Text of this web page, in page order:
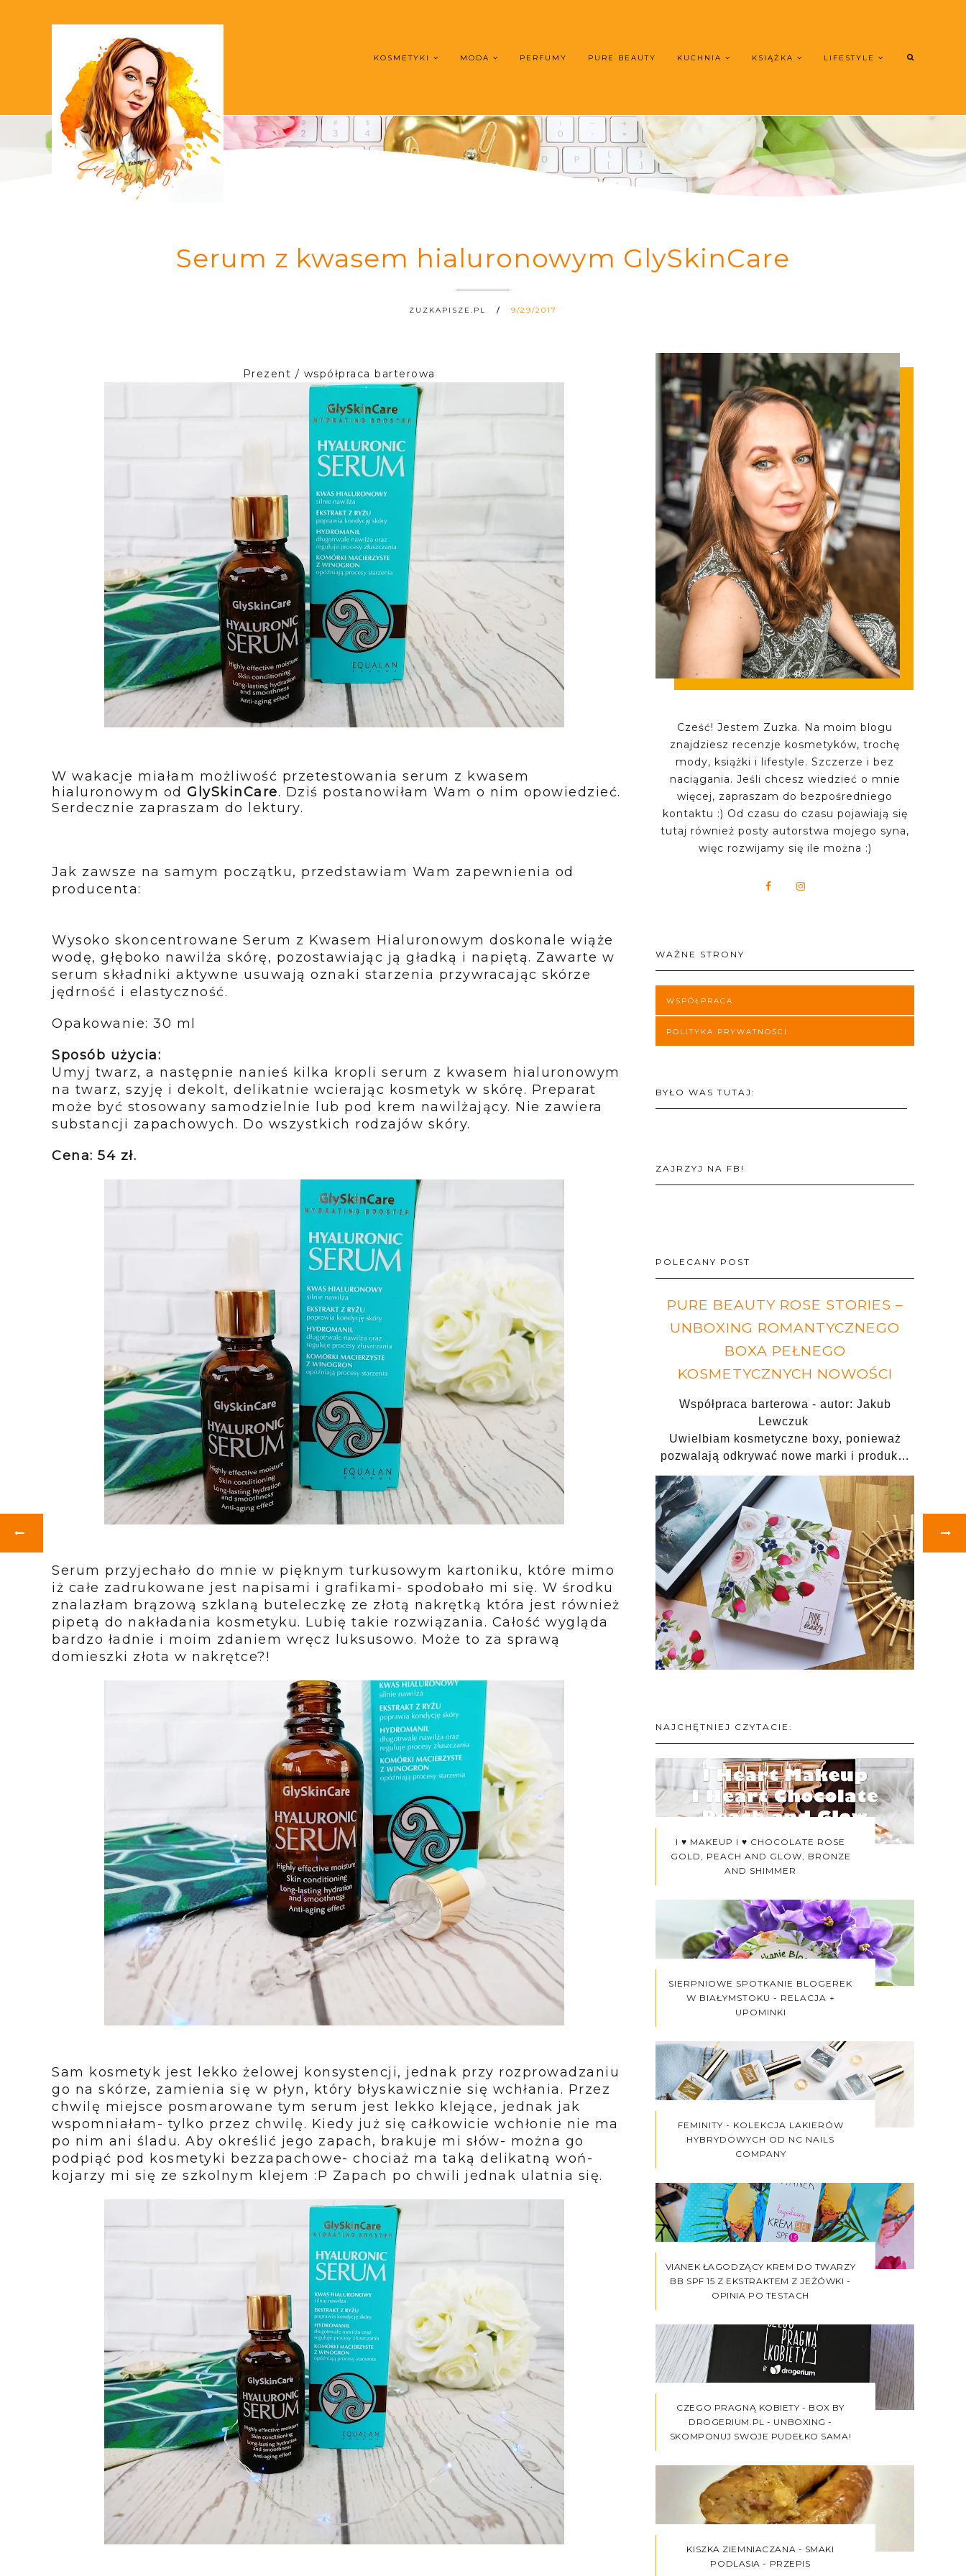
KOSMETYKI MODA PERFUMY PURE BEAUTY KUCHNIA KSIĄŻKA LIFESTYLE
Serum z kwasem hialuronowym GlySkinCare
ZUZKAPISZE.PL 9/29/2017
Prezent / współpraca barterowa
W wakacje miałam możliwość przetestowania serum z kwasem
hialuronowym od GlySkinCare. Dziś postanowiłam Wam o nim opowiedzieć.
Serdecznie zapraszam do lektury.
Jak zawsze na samym początku, przedstawiam Wam zapewnienia od
producenta:
Wysoko skoncentrowane Serum z Kwa­sem Hialuronowym doskonale wiąże
wodę, głęboko nawilża skórę, pozostawiając ją gładką i napiętą. Zawarte w
serum składniki aktywne usuwają oznaki starzenia przywraca­jąc skórze
jędrność i elastyczność.
Opakowanie: 30 ml
Sposób użycia:
Umyj twarz, a następnie na­nieś kilka kropli serum z kwasem hialuronowym
na twarz, szyję i dekolt, delikatnie wcierając kosmetyk w skórę. Preparat
może być stosowany sa­modzielnie lub pod krem nawilżający. Nie zawiera
substancji zapachowych. Do wszyst­kich rodzajów skóry.
Cena: 54 zł.
Serum przyjechało do mnie w pięknym turkusowym kartoniku, które mimo
iż całe zadrukowane jest napisami i grafikami- spodobało mi się. W środku
znalazłam brązową szklaną buteleczkę ze złotą nakrętką która jest również
pipetą do nakładania kosmetyku. Lubię takie rozwiązania. Całość wygląda
bardzo ładnie i moim zdaniem wręcz luksusowo. Może to za sprawą
domieszki złota w nakrętce?!
Sam kosmetyk jest lekko żelowej konsystencji, jednak przy rozprowadzaniu
go na skórze, zamienia się w płyn, który błyskawicznie się wchłania. Przez
chwilę miejsce posmarowane tym serum jest lekko klejące, jednak jak
wspomniałam- tylko przez chwilę. Kiedy już się całkowicie wchłonie nie ma
po nim ani śladu. Aby określić jego zapach, brakuje mi słów- można go
podpiąć pod kosmetyki bezzapachowe- chociaż ma taką delikatną woń-
kojarzy mi się ze szkolnym klejem :P Zapach po chwili jednak ulatnia się.
Cześć! Jestem Zuzka. Na moim blogu
znajdziesz recenzje kosmetyków, trochę
mody, książki i lifestyle. Szczerze i bez
naciągania. Jeśli chcesz wiedzieć o mnie
więcej, zapraszam do bezpośredniego
kontaktu :) Od czasu do czasu pojawiają się
tutaj również posty autorstwa mojego syna,
więc rozwijamy się ile można :)
WAŻNE STRONY
WSPÓŁPRACA
POLITYKA PRYWATNOŚCI
BYŁO WAS TUTAJ:
ZAJRZYJ NA FB!
POLECANY POST
PURE BEAUTY ROSE STORIES –
UNBOXING ROMANTYCZNEGO
BOXA PEŁNEGO
KOSMETYCZNYCH NOWOŚCI
Współpraca barterowa - autor: Jakub
Lewczuk
Uwielbiam kosmetyczne boxy, ponieważ
pozwalają odkrywać nowe marki i produk…
NAJCHĘTNIEJ CZYTACIE:
I ♥ MAKEUP I ♥ CHOCOLATE ROSE
GOLD, PEACH AND GLOW, BRONZE
AND SHIMMER
SIERPNIOWE SPOTKANIE BLOGEREK
W BIAŁYMSTOKU - RELACJA +
UPOMINKI
FEMINITY - KOLEKCJA LAKIERÓW
HYBRYDOWYCH OD NC NAILS
COMPANY
VIANEK ŁAGODZĄCY KREM DO TWARZY
BB SPF 15 Z EKSTRAKTEM Z JEŻÓWKI -
OPINIA PO TESTACH
CZEGO PRAGNĄ KOBIETY - BOX BY
DROGERIUM.PL - UNBOXING -
SKOMPONUJ SWOJE PUDEŁKO SAMA!
KISZKA ZIEMNIACZANA - SMAKI
PODLASIA - PRZEPIS